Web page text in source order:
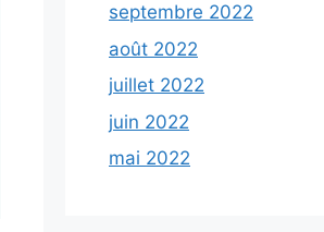
septembre 2022
août 2022
juillet 2022
juin 2022
mai 2022